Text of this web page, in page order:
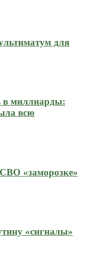
для
в миллиарды:
всю
«заморозке»
«сигналы»